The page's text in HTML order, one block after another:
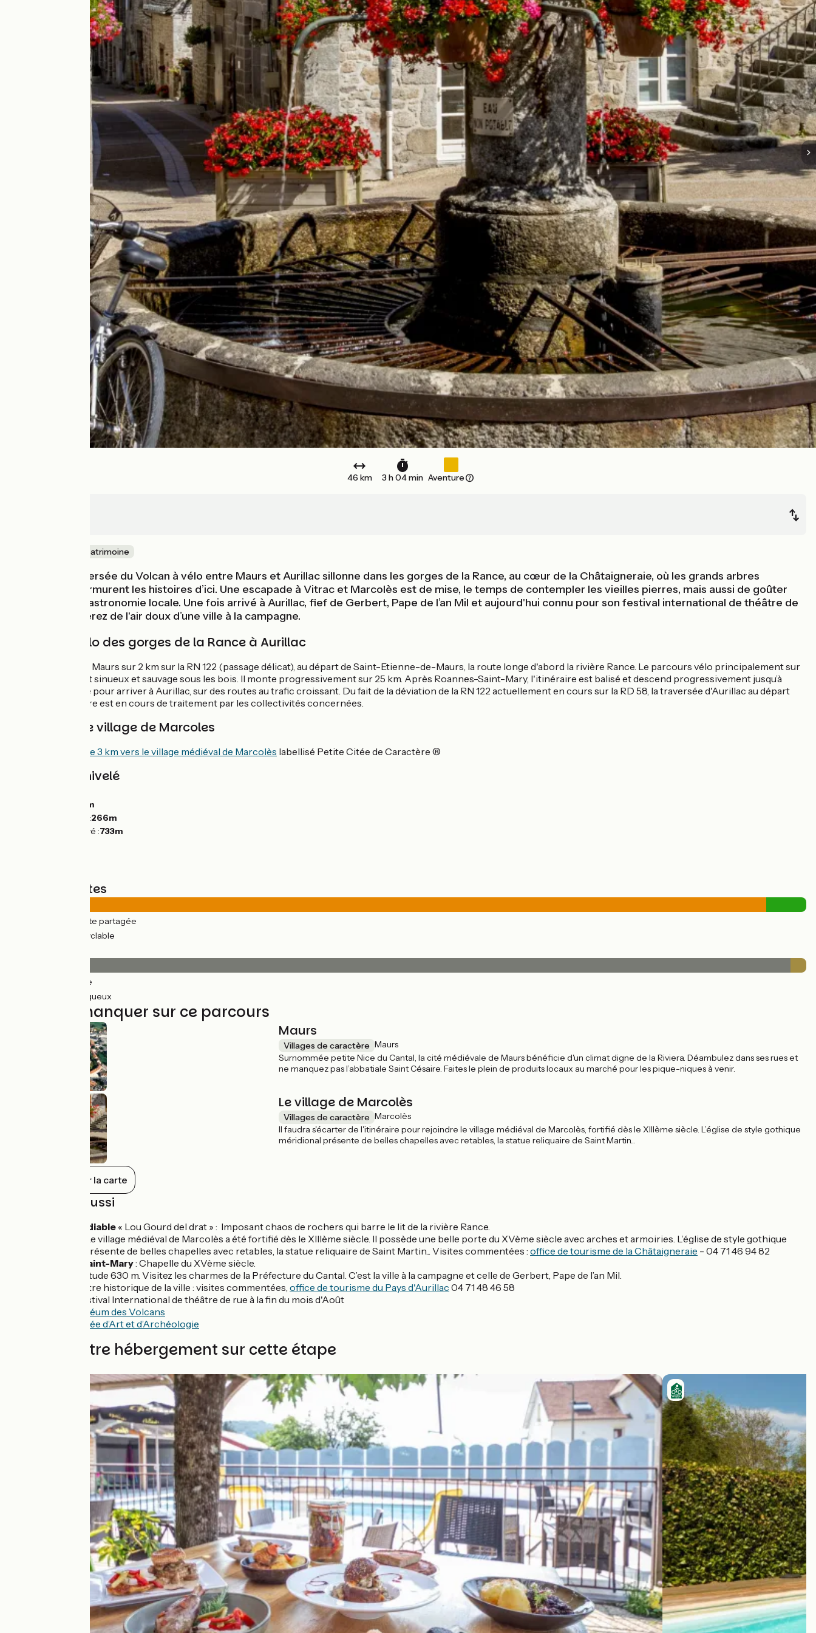
46 km 3 h 04 min Aventure
Nature & petit patrimoine
La Grande Traversée du Volcan à vélo entre Maurs et Aurillac sillonne dans les gorges de la Rance, au cœur de la Châtaigneraie, où les grands arbres
frémissants murmurent les histoires d’ici. Une escapade à Vitrac et Marcolès est de mise, le temps de contempler les vieilles pierres, mais aussi de goûter
avec délice la gastronomie locale. Une fois arrivé à Aurillac, fief de Gerbert, Pape de l’an Mil et aujourd'hui connu pour son festival international de théâtre de
rue vous profiterez de l'air doux d’une ville à la campagne.
La GT2V à vélo des gorges de la Rance à Aurillac
Après avoir quitté Maurs sur 2 km sur la RN 122 (passage délicat), au départ de Saint-Etienne-de-Maurs, la route longe d'abord la rivière Rance. Le parcours vélo principalement sur
route partagée est sinueux et sauvage sous les bois. Il monte progressivement sur 25 km. Après Roannes-Saint-Mary, l'itinéraire est balisé et descend progressivement jusqu’à
Arpajon-sur-Cère pour arriver à Aurillac, sur des routes au trafic croissant. Du fait de la déviation de la RN 122 actuellement en cours sur la RD 58, la traversée d'Aurillac au départ
d'Arpajon-sur-Cère est en cours de traitement par les collectivités concernées.
Liaison vers le village de Marcoles
de 3 km vers le village médiéval de Marcolès labellisé Petite Citée de Caractère ®
Pentes et dénivelé
377m
Point le plus bas :266m
Point le plus élevé :733m
Types de routes
(95%) Route partagée
(5%) Voie cyclable
(98%) Lisse
(2%) Rugueux
À ne pas manquer sur ce parcours
Maurs
Villages de caractère Maurs
Surnommée petite Nice du Cantal, la cité médiévale de Maurs bénéficie d'un climat digne de la Riviera. Déambulez dans ses rues et
ne manquez pas l’abbatiale Saint Césaire. Faites le plein de produits locaux au marché pour les pique-niques à venir.
Le village de Marcolès
Villages de caractère Marcolès
Il faudra s'écarter de l'itinéraire pour rejoindre le village médiéval de Marcolès, fortifié dès le XIIIème siècle. L’église de style gothique
méridional présente de belles chapelles avec retables, la statue reliquaire de Saint Martin...
Tout afficher sur la carte
À découvrir aussi
Le Trou du diable « Lou Gourd del drat » : Imposant chaos de rochers qui barre le lit de la rivière Rance.
Le village médiéval de Marcolès a été fortifié dès le XIIIème siècle. Il possède une belle porte du XVème siècle avec arches et armoiries. L’église de style gothique
méridional présente de belles chapelles avec retables, la statue reliquaire de Saint Martin... Visites commentées : office de tourisme de la Châtaigneraie - 04 71 46 94 82
Roannes-Saint-Mary: Chapelle du XVème siècle.
: altitude 630 m. Visitez les charmes de la Préfecture du Cantal. C’est la ville à la campagne et celle de Gerbert, Pape de l’an Mil.
Le centre historique de la ville : visites commentées, office de tourisme du Pays d'Aurillac 04 71 48 46 58
Son festival International de théâtre de rue à la fin du mois d'Août
Muséum des Volcans
Musée d’Art et d’Archéologie
Trouvez votre hébergement sur cette étape